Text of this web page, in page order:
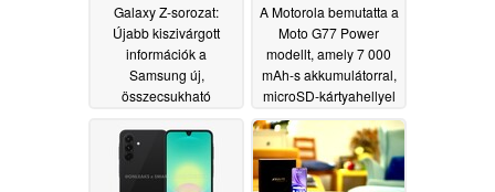
Galaxy Z-sorozat:
Újabb kiszivárgott
információk a
Samsung új,
összecsukható
változatában használt
processzorokról
07/08/2026
A Motorola bemutatta a
Moto G77 Power
modellt, amely 7 000
mAh-s akkumulátorral,
microSD-kártyahellyel
és fejhallgató-
csatlakozóval
rendelkezik07/08/2026